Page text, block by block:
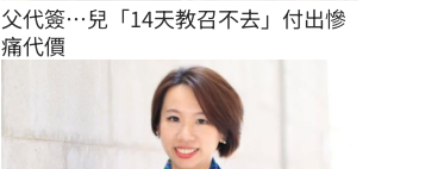
父代簽…兒「14天教召不去」付出慘
痛代價